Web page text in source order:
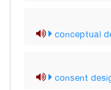
conceptual
consent